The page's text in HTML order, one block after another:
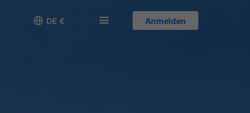
󱅍 DE €  Anmelden